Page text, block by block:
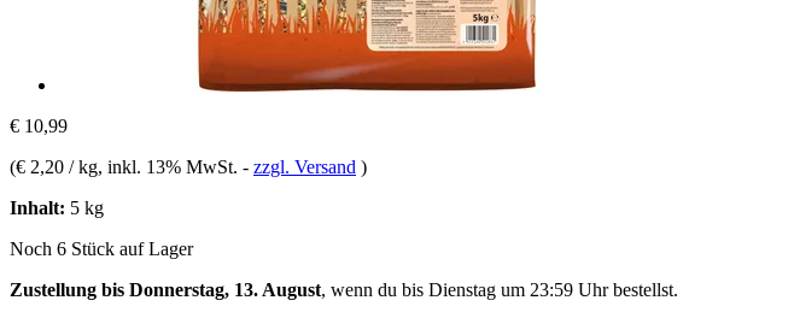
€ 10,99
(€ 2,20 / kg, inkl. 13% MwSt. - zzgl. Versand )
Inhalt: 5 kg
Noch 6 Stück auf Lager
Zustellung bis Donnerstag, 13. August, wenn du bis Dienstag um 23:59 Uhrbestellst.